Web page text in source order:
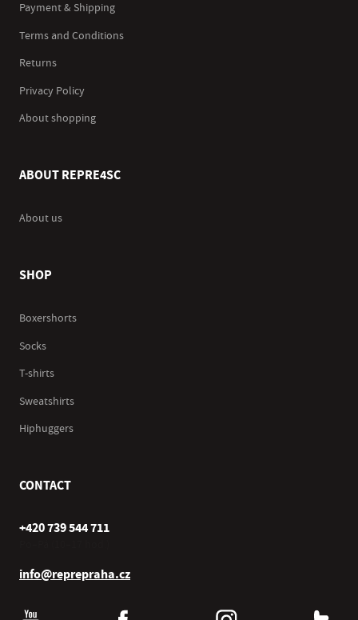
Payment & Shipping
Terms and Conditions
Returns
Privacy Policy
About shopping
ABOUT REPRE4SC
About us
SHOP
Boxershorts
Socks
T-shirts
Sweatshirts
Hiphuggers
CONTACT
+420 739 544 711
info@reprepraha.cz